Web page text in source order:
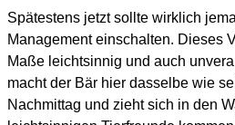
Spätestens jetzt sollte wirklich
Management einschalten. Dieses
Maße leichtsinnig und auch
macht der Bär hier dasselbe wie
Nachmittag und zieht sich in den